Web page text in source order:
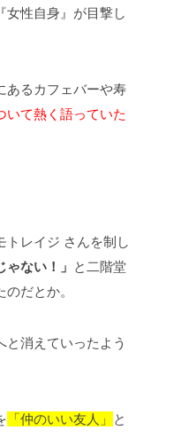
女性自身』が目撃し
あるカフェバーや寿
いて熱く語っていた
トレイジ さんを制し
ゃない！」 と二階堂
だとか。
と消えていったよう
「仲のいい友人」
と